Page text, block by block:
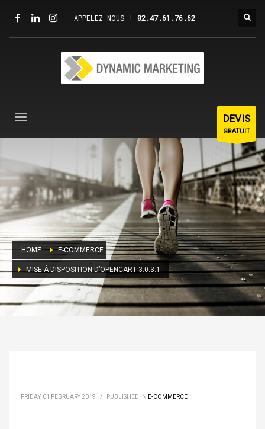
APPELEZ-NOUS ! 02.47.61.76.62
DEVIS
GRATUIT
HOME E-COMMERCE
MISE À DISPOSITION D’OPENCART 3.0.3.1
FRIDAY, 01 FEBRUARY 2019 / PUBLISHED IN E-COMMERCE